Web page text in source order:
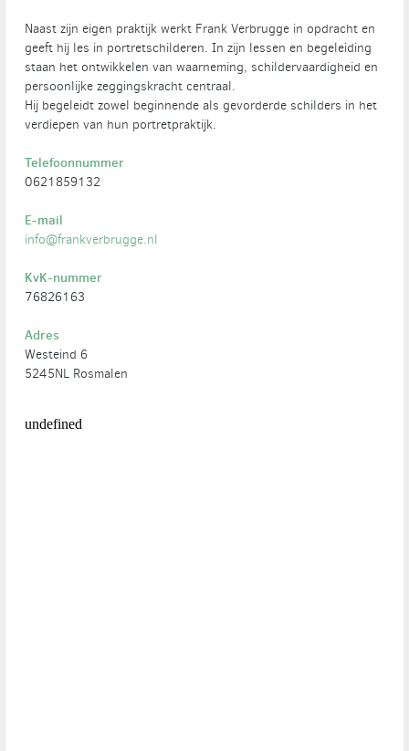
Naast zijn eigen praktijk werkt Frank Verbrugge in opdracht en
geeft hij les in portretschilderen. In zijn lessen en begeleiding
staan het ontwikkelen van waarneming, schildervaardigheid en
persoonlijke zeggingskracht centraal.
Hij begeleidt zowel beginnende als gevorderde schilders in het
verdiepen van hun portretpraktijk.
Telefoonnummer
0621859132
E-mail
info@frankverbrugge.nl
KvK-nummer
76826163
Adres
Westeind 6
5245NL Rosmalen